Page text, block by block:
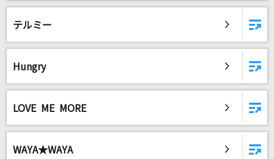
それでいい夜
原田波人
陽はまたのぼる
松田聖子
テルミー
Hungry
LOVE ME MORE
WAYA★WAYA